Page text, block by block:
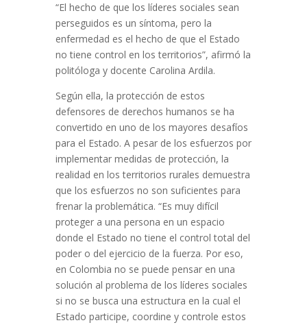
“El hecho de que los líderes sociales sean
perseguidos es un síntoma, pero la
enfermedad es el hecho de que el Estado
no tiene control en los territorios”, afirmó la
politóloga y docente Carolina Ardila.
Según ella, la protección de estos
defensores de derechos humanos se ha
convertido en uno de los mayores desafíos
para el Estado. A pesar de los esfuerzos por
implementar medidas de protección, la
realidad en los territorios rurales demuestra
que los esfuerzos no son suficientes para
frenar la problemática. “Es muy difícil
proteger a una persona en un espacio
donde el Estado no tiene el control total del
poder o del ejercicio de la fuerza. Por eso,
en Colombia no se puede pensar en una
solución al problema de los líderes sociales
si no se busca una estructura en la cual el
Estado participe, coordine y controle estos